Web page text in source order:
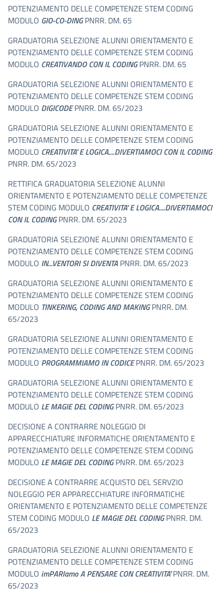
POTENZIAMENTO DELLE COMPETENZE STEM CODING
MODULO GIO-CO-DINGPNRR. DM. 65
GRADUATORIA SELEZIONE ALUNNI ORIENTAMENTO E
POTENZIAMENTO DELLE COMPETENZE STEM CODING
MODULO CREATIVANDO CON IL CODINGPNRR. DM. 65
GRADUATORIA SELEZIONE ALUNNI ORIENTAMENTO E
POTENZIAMENTO DELLE COMPETENZE STEM CODING
MODULO DIGICODEPNRR. DM. 65/2023
GRADUATORIA SELEZIONE ALUNNI ORIENTAMENTO E
POTENZIAMENTO DELLE COMPETENZE STEM CODING
MODULO CREATIVITA' E LOGICA....DIVERTIAMOCI CON IL CODING
PNRR. DM. 65/2023
RETTIFICA GRADUATORIA SELEZIONE ALUNNI
ORIENTAMENTO E POTENZIAMENTO DELLE COMPETENZE
STEM CODING MODULO CREATIVITA' E LOGICA....DIVERTIAMOCI
CON IL CODINGPNRR. DM. 65/2023
GRADUATORIA SELEZIONE ALUNNI ORIENTAMENTO E
POTENZIAMENTO DELLE COMPETENZE STEM CODING
MODULO IN...VENTORI SI DIVENTA PNRR. DM. 65/2023
GRADUATORIA SELEZIONE ALUNNI ORIENTAMENTO E
POTENZIAMENTO DELLE COMPETENZE STEM CODING
MODULO TINKERING, CODING AND MAKINGPNRR. DM.
65/2023
GRADUATORIA SELEZIONE ALUNNI ORIENTAMENTO E
POTENZIAMENTO DELLE COMPETENZE STEM CODING
MODULO PROGRAMMIAMO IN CODICEPNRR. DM. 65/2023
GRADUATORIA SELEZIONE ALUNNI ORIENTAMENTO E
POTENZIAMENTO DELLE COMPETENZE STEM CODING
MODULO LE MAGIE DEL CODINGPNRR. DM. 65/2023
DECISIONE A CONTRARRE NOLEGGIO DI
APPARECCHIATURE INFORMATICHE ORIENTAMENTO E
POTENZIAMENTO DELLE COMPETENZE STEM CODING
MODULO LE MAGIE DEL CODINGPNRR. DM. 65/2023
DECISIONE A CONTRARRE ACQUISTO DEL SERVZIO
NOLEGGIO PER APPARECCHIATURE INFORMATICHE
ORIENTAMENTO E POTENZIAMENTO DELLE COMPETENZE
STEM CODING MODULO LE MAGIE DEL CODINGPNRR. DM.
65/2023
GRADUATORIA SELEZIONE ALUNNI ORIENTAMENTO E
POTENZIAMENTO DELLE COMPETENZE STEM CODING
MODULO imPARIamo A PENSARE CON CREATIVITA'PNRR. DM.
65/2023